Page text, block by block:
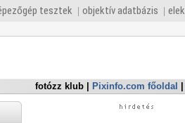
tesztek objektív adatbázis
fotózz klub Pixinfo.com főoldal